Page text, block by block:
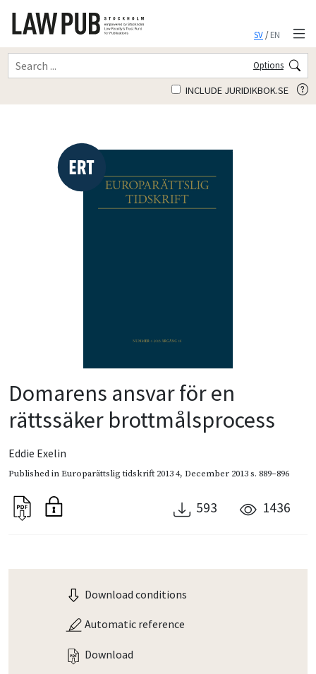
SV/EN
Options
INCLUDE JURIDIKBOK.SE
Domarens ansvar för en
rättssäker brottmålsprocess
Eddie Exelin
Published inEuroparättslig tidskrift 2013 4, December 2013s. 889–896
593 1436
Download conditions
Automatic reference
Download